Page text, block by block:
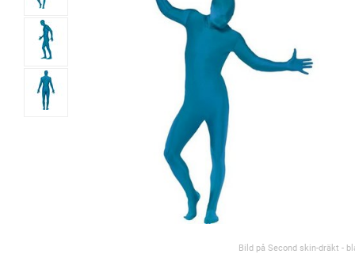
Bild på Second skin-dräkt -